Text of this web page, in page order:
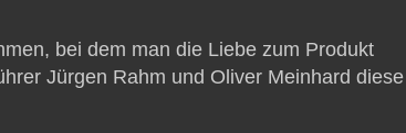
bei dem man die Liebe zum Produkt
Jürgen Rahm und Oliver Meinhard diese